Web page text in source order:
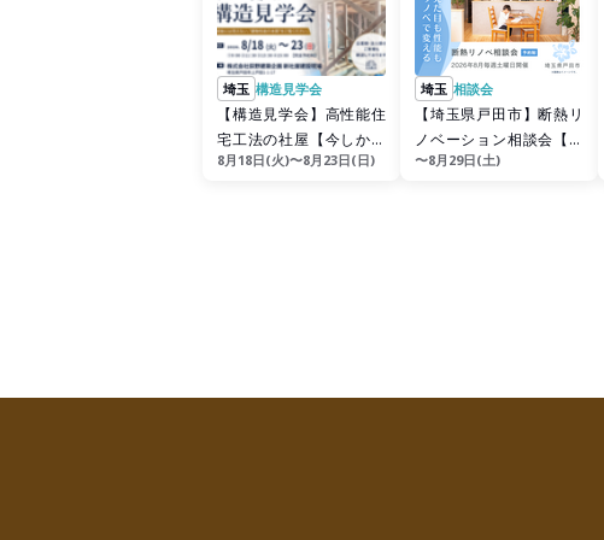
埼玉 構造見学会
【構造見学会】高性能住
宅工法の社屋【今しか見
れない】
8月18日(火)〜8月23日(日)
埼玉 相談会
【埼玉県戸田市】断熱リ
ノベーション相談会【今
の住まいをもっと快適
〜8月29日(土)